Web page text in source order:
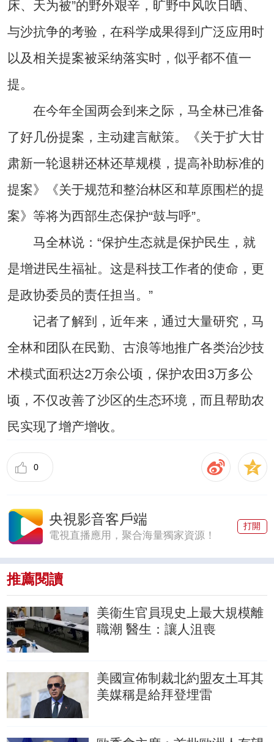
床、天为被”的野外艰辛，旷野中风吹日晒、
与沙抗争的考验，在科学成果得到广泛应用时
以及相关提案被采纳落实时，似乎都不值一
提。
在今年全国两会到来之际，马全林已准备
了好几份提案，主动建言献策。《关于扩大甘
肃新一轮退耕还林还草规模，提高补助标准的
提案》《关于规范和整治林区和草原围栏的提
案》等将为西部生态保护“鼓与呼”。
马全林说：“保护生态就是保护民生，就
是增进民生福祉。这是科技工作者的使命，更
是政协委员的责任担当。”
记者了解到，近年来，通过大量研究，马
全林和团队在民勤、古浪等地推广各类治沙技
术模式面积达2万余公顷，保护农田3万多公
顷，不仅改善了沙区的生态环境，而且帮助农
民实现了增产增收。
0
央視影音客戶端
電視直播應用，聚合海量獨家資源！
打開
推薦閱讀
美衞生官員現史上最大規模離
職潮 醫生：讓人沮喪
美國宣佈制裁北約盟友土耳其
美媒稱是給拜登埋雷